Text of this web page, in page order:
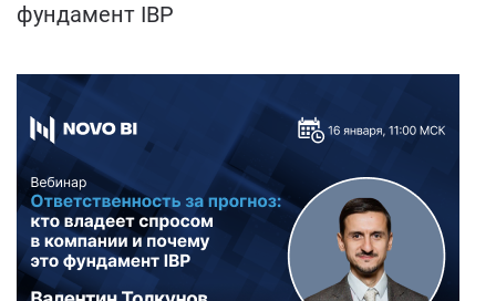
фундамент IBP